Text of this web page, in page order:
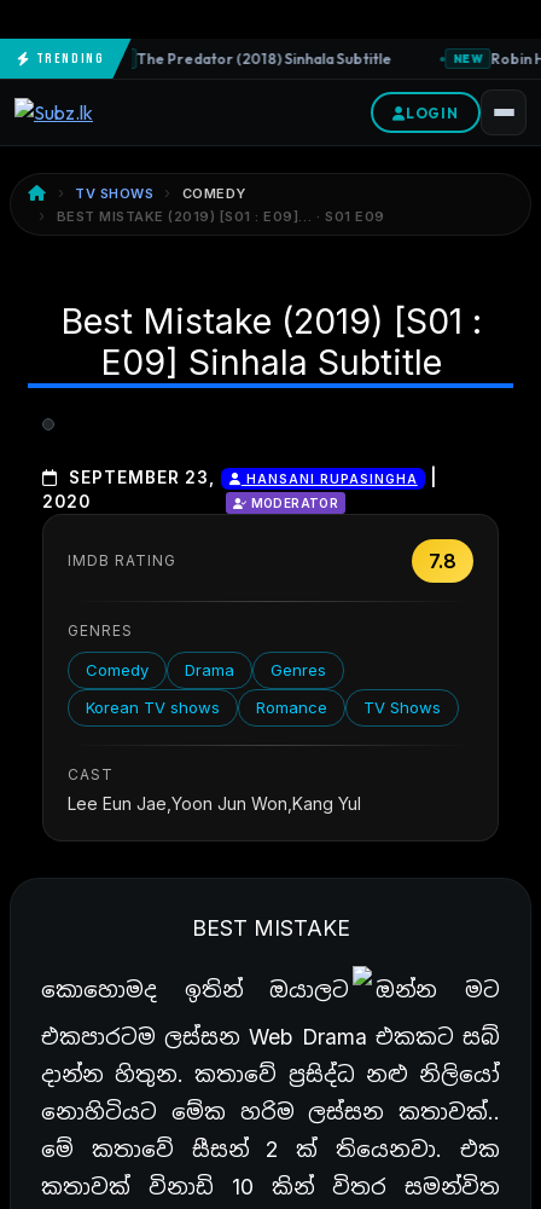
TrendingNEW The Predator (2018) Sinhala Subtitle NEW Robin
LOGIN
TV SHOWS
COMEDY
BEST MISTAKE (2019) [S01 : E09]… · S01 E09
Best Mistake (2019) [S01 :
E09] Sinhala Subtitle
SEPTEMBER 23,
2020
HANSANI RUPASINGHA
MODERATOR
IMDB RATING 7.8
GENRES
Comedy Drama
Genres
Korean TV shows
Romance TV Shows
CAST
Lee Eun Jae,Yoon Jun Won,Kang Yul
BEST MISTAKE
කොහොමද ඉතින් ඔයාලට
ඔන්න මට
එකපාරටම ලස්සන Web Drama එකකට සබ්
දාන්න හිතුන. කතාවේ ප්‍රසිද්ධ නළු නිලියෝ
නොහිටියට මේක හරිම ලස්සන කතාවක්..
මේ කතාවේ සීසන් 2 ක් තියෙනවා. එක
කතාවක් විනාඩි 10 කින් විතර සමන්විත